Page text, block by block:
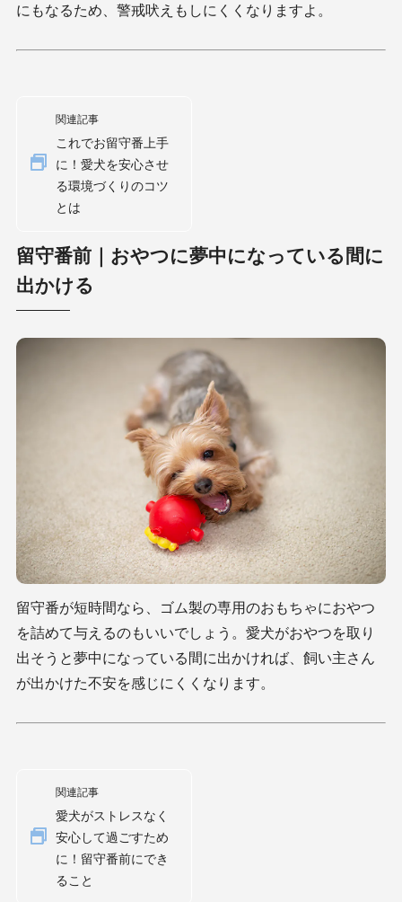
にもなるため、警戒吠えもしにくくなりますよ。
関連記事
これでお留守番上手
に！愛犬を安心させ
る環境づくりのコツ
とは
留守番前｜おやつに夢中になっている間に
出かける
留守番が短時間なら、ゴム製の専用のおもちゃにおやつ
を詰めて与えるのもいいでしょう。愛犬がおやつを取り
出そうと夢中になっている間に出かければ、飼い主さん
が出かけた不安を感じにくくなります。
関連記事
愛犬がストレスなく
安心して過ごすため
に！留守番前にでき
ること